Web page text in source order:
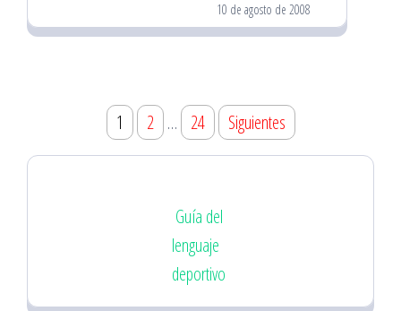
10 de agosto de 2008
Paginación
de
1 2 … 24 Siguientes
Guía del
lenguaje
deportivo